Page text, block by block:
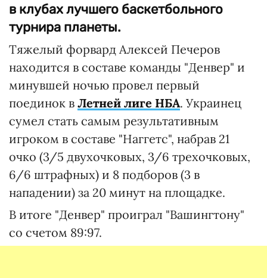
в клубах лучшего баскетбольного
турнира планеты.
Тяжелый форвард Алексей Печеров
находится в составе команды "Денвер" и
минувшей ночью провел первый
поединок в Летней лиге НБА. Украинец
сумел стать самым результативным
игроком в составе "Наггетс", набрав 21
очко (3/5 двухочковых, 3/6 трехочковых,
6/6 штрафных) и 8 подборов (3 в
нападении) за 20 минут на площадке.
В итоге "Денвер" проиграл "Вашингтону"
со счетом 89:97.